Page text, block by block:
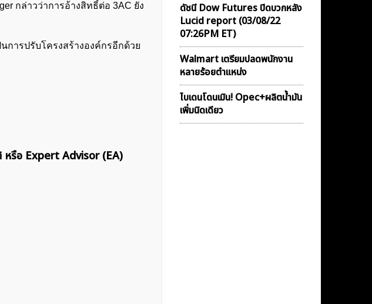
กล่าวว่าการอ้างสิทธิ์ต่อ 3AC ยัง
การปรับโครงสร้างองค์กรอีกด้วย
หรือ Expert Advisor (EA)
ดัชนี Dow Futures ปิดบวกหลัง
Lucid report (03/08/22
07:26PM ET)
Walmart เตรียมปลดพนักงาน
หลายร้อยตำแหน่ง
ไบเดนโดนเมิน! Opec+ผลิตน้ำมัน
เพิ่มนิดเดียว